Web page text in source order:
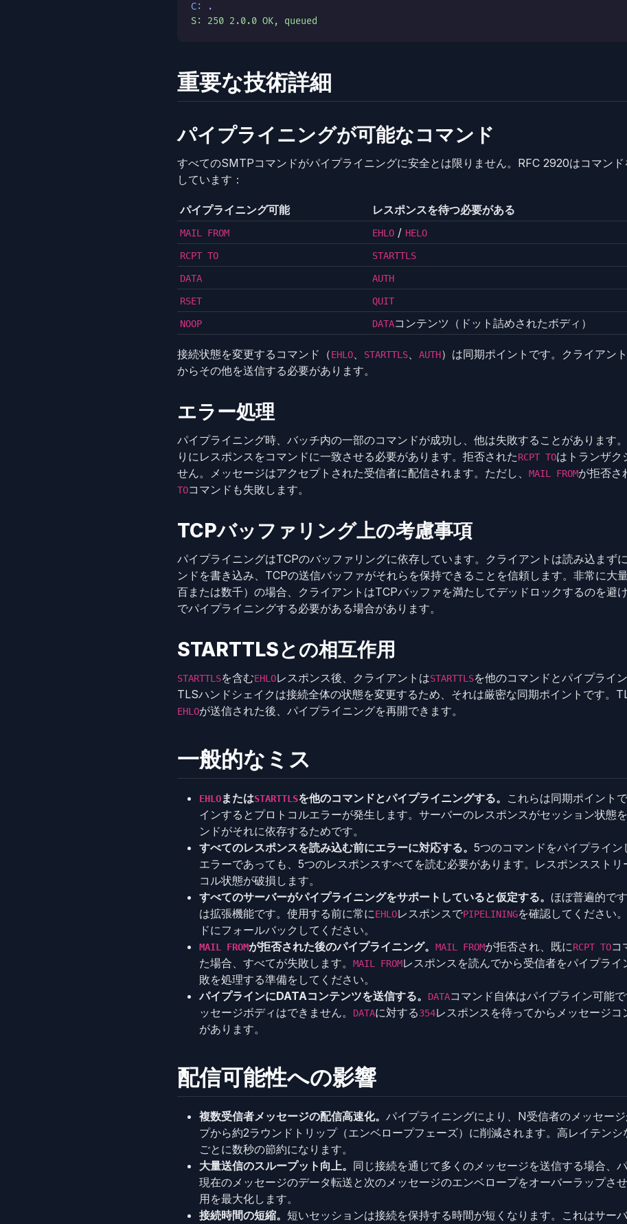
C: .
S: 250 2.0.0 OK, queued
重要な技術詳細
パイプライニングが可能なコマンド
すべてのSMTPコマンドがパイプライニングに安全とは限りません。RFC 2920はコマン
しています：
パイプライニング可能 レスポンスを待つ必要がある
MAIL FROM EHLO / HELO
RCPT TO STARTTLS
DATA AUTH
RSET QUIT
NOOP DATAコンテンツ（ドット詰めされたボディ）
接続状態を変更するコマンド（EHLO、 STARTTLS、 AUTH）は同期ポイントです。クライアン
からその他を送信する必要があります。
エラー処理
パイプライニング時、バッチ内の一部のコマンドが成功し、他は失敗することがあります
りにレスポンスをコマンドに一致させる必要があります。拒否されたRCPT TOはトランザク
せん。メッセージはアクセプトされた受信者に配信されます。ただし、
MAIL FROMが拒否さ
TOコマンドも失敗します。
TCPバッファリング上の考慮事項
パイプライニングはTCPのバッファリングに依存しています。クライアントは読み込まず
ンドを書き込み、TCPの送信バッファがそれらを保持できることを信頼します。非常に大
百または数千）の場合、クライアントはTCPバッファを満たしてデッドロックするのを避
でパイプライニングする必要がある場合があります。
STARTTLSとの相互作用
STARTTLSを含むEHLOレスポンス後、クライアントはSTARTTLSを他のコマンドとパイプライ
TLSハンドシェイクは接続全体の状態を変更するため、それは厳密な同期ポイントです。
EHLOが送信された後、パイプライニングを再開できます。
一般的なミス
EHLOまたはSTARTTLSを他のコマンドとパイプライニングする。 これらは同期ポイント
インするとプロトコルエラーが発生します。サーバーのレスポンスがセッション状態
ンドがそれに依存するためです。
すべてのレスポンスを読み込む前にエラーに対応する。 5つのコマンドをパイプライ
エラーであっても、5つのレスポンスすべてを読む必要があります。レスポンスストリ
コル状態が破損します。
すべてのサーバーがパイプライニングをサポートしていると仮定する。 ほぼ普遍的で
は拡張機能です。使用する前に常にEHLOレスポンスでPIPELININGを確認してください
ドにフォールバックしてください。
MAIL FROMが拒否された後のパイプライニング。 MAIL FROMが拒否され、既にRCPT TOコ
た場合、すべてが失敗します。
MAIL FROMレスポンスを読んでから受信者をパイプラ
敗を処理する準備をしてください。
パイプラインにDATAコンテンツを送信する。
DATAコマンド自体はパイプライン可能
ッセージボディはできません。
DATAに対する354レスポンスを待ってからメッセージ
があります。
配信可能性への影響
複数受信者メッセージの配信高速化。 パイプライニングにより、N受信者のメッセー
プから約2ラウンドトリップ（エンベロープフェーズ）に削減されます。高レイテン
ごとに数秒の節約になります。
大量送信のスループット向上。 同じ接続を通じて多くのメッセージを送信する場合、
現在のメッセージのデータ転送と次のメッセージのエンベロープをオーバーラップさ
用を最大化します。
接続時間の短縮。 短いセッションは接続を保持する時間が短くなります。これはサー